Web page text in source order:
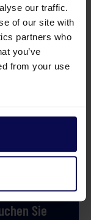
our traffic.
of our site with
partners who
you’ve
from your use
Sie